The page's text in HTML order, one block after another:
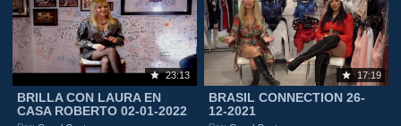
23:13
BRILLA CON LAURA EN
CASA ROBERTO 02-01-2022
17:19
BRASIL CONNECTION 26-
12-2021